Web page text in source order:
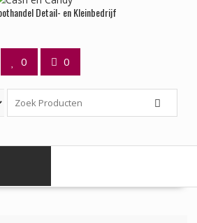
Detail- en Kleinbedrijf
0 0